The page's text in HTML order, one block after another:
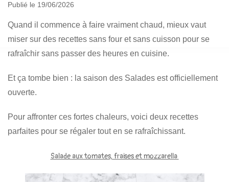
Publié le 19/06/2026
Quand il commence à faire vraiment chaud, mieux vaut
miser sur des recettes sans four et sans cuisson pour se
rafraîchir sans passer des heures en cuisine.
Et ça tombe bien : la saison des Salades est officiellement
ouverte.
Pour affronter ces fortes chaleurs, voici deux recettes
parfaites pour se régaler tout en se rafraîchissant.
Salade aux tomates, fraises et mozzarella